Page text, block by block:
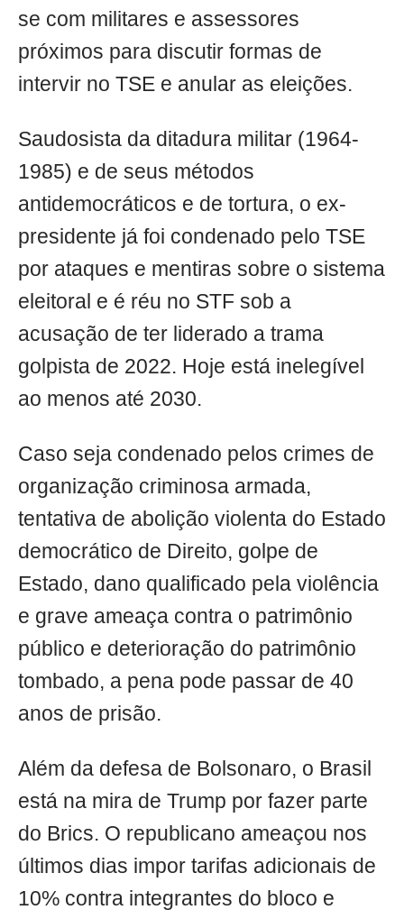
se com militares e assessores
próximos para discutir formas de
intervir no TSE e anular as eleições.
Saudosista da ditadura militar (1964-
1985) e de seus métodos
antidemocráticos e de tortura, o ex-
presidente já foi condenado pelo TSE
por ataques e mentiras sobre o sistema
eleitoral e é réu no STF sob a
acusação de ter liderado a trama
golpista de 2022. Hoje está inelegível
ao menos até 2030.
Caso seja condenado pelos crimes de
organização criminosa armada,
tentativa de abolição violenta do Estado
democrático de Direito, golpe de
Estado, dano qualificado pela violência
e grave ameaça contra o patrimônio
público e deterioração do patrimônio
tombado, a pena pode passar de 40
anos de prisão.
Além da defesa de Bolsonaro, o Brasil
está na mira de Trump por fazer parte
do Brics. O republicano ameaçou nos
últimos dias impor tarifas adicionais de
10% contra integrantes do bloco e